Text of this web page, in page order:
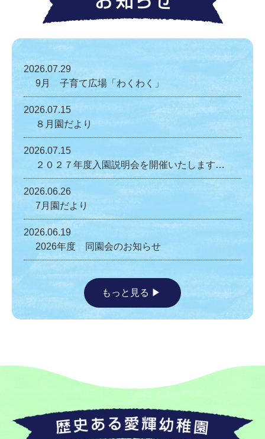
2026.07.29
9月 子育て広場「わくわく」
2026.07.15
８月園だより
2026.07.15
２０２７年度入園説明会を開催いたします…
2026.06.26
7月園だより
2026.06.19
2026年度 同園会のお知らせ
もっと見る